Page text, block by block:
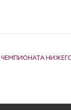
ЧЕМПИОНАТА